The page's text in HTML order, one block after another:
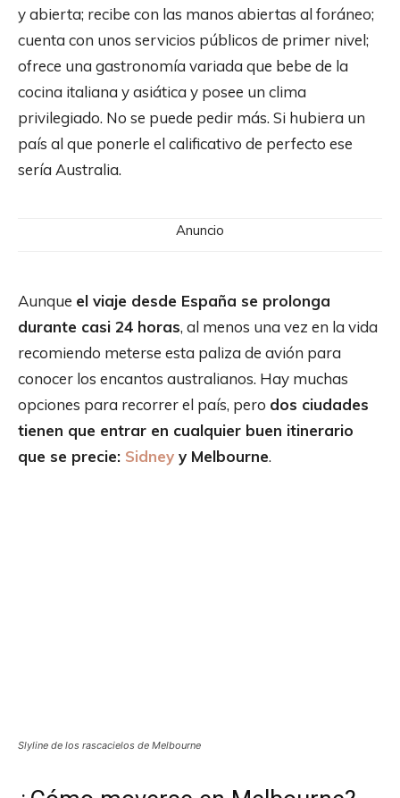
y abierta; recibe con las manos abiertas al foráneo;
cuenta con unos servicios públicos de primer nivel;
ofrece una gastronomía variada que bebe de la
cocina italiana y asiática y posee un clima
privilegiado. No se puede pedir más. Si hubiera un
país al que ponerle el calificativo de perfecto ese
sería Australia.
Anuncio
Aunque el viaje desde España se prolonga
durante casi 24 horas, al menos una vez en la vida
recomiendo meterse esta paliza de avión para
conocer los encantos australianos. Hay muchas
opciones para recorrer el país, pero dos ciudades
tienen que entrar en cualquier buen itinerario
que se precie: Sidney y Melbourne.
Slyline de los rascacielos de Melbourne